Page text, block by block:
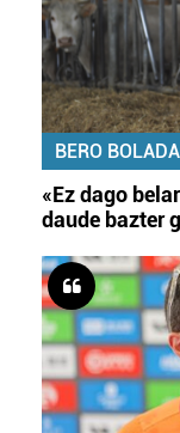
BERO BOLADA
«Ez dago
daude bazter